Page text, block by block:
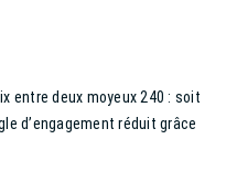
entre deux moyeux 240 : soit
d’engagement réduit grâce